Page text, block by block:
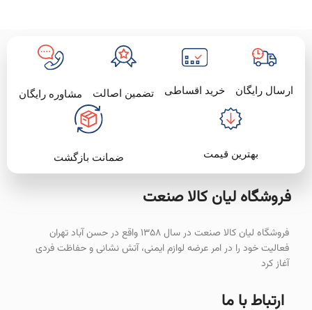
ارسال رایگان خرید اقساطی تضمین اصالت مشاوره رایگان
بهترین قیمت ضمانت بازگشت
فروشگاه لیان‌ کالا صنعت
فروشگاه لیان کالا صنعت در سال ۱۳۵۸ واقع در حسن آباد تهران
فعالیت خود را در امر عرضه لوازم ایمنی، آتش نشانی و حفاظت فردی
آغاز کرد
ارتباط با ما